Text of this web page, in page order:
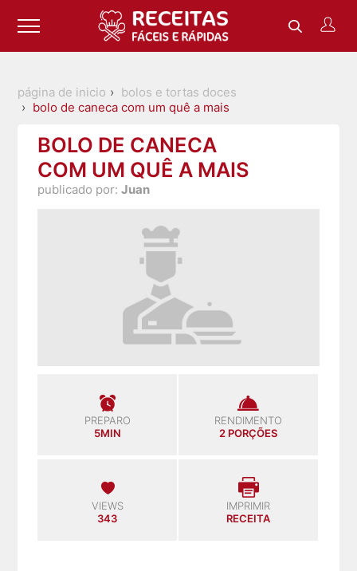
página de inicio
bolos e tortas doces
bolo de caneca com um quê a mais
BOLO DE CANECA
COM UM QUÊ A MAIS
publicado por:Juan
PREPARO
5MIN
RENDIMENTO
2 PORÇÕES
VIEWS
343
IMPRIMIR
RECEITA